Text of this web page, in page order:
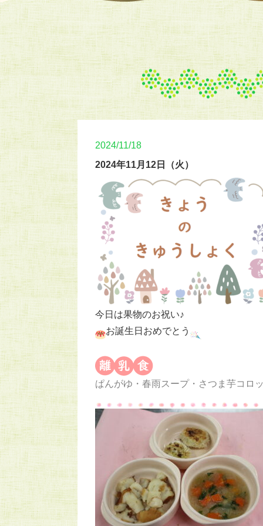
2024/11/18
2024年11月12日（火）
今日は果物のお祝い♪
お誕生日おめでとう
ぱんがゆ・春雨スープ・さつま芋コロ